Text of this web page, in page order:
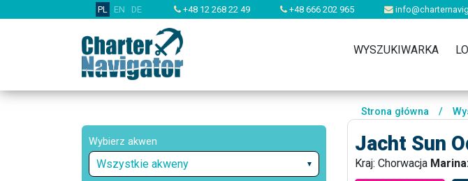
PL EN DE +48 12 268 22 49 +48 666 202 965
WYSZUKIWARKA
Wybierz akwen
Wszystkie akweny
Strona główna /
Jacht Sun
Kraj: Chorwacja